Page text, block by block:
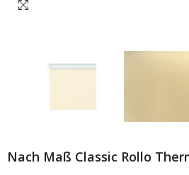
Nach Maß Classic Rollo